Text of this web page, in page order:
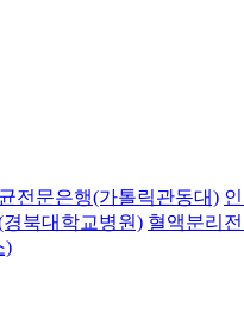
전문은행(가톨릭관동대)
북대학교병원) 혈액분리
)